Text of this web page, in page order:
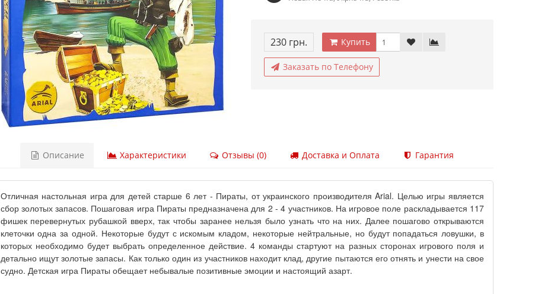
230 грн. Купить
Заказать по Телефону
Описание Характеристики Отзывы (0) Доставка и Оплата Гарантия
Отличная настольная игра для детей старше 6 лет - Пираты, от украинского производителя Arial. Целью игры является
сбор золотых запасов. Пошаговая игра Пираты предназначена для 2 - 4 участников. На игровое поле раскладывается 117
фишек перевернутых рубашкой вверх, так чтобы заранее нельзя было узнать что на них. Далее пошагово открываются
клеточки одна за одной. Некоторые будут с искомым кладом, некоторые нейтральные, но будут попадаться ловушки, в
которых необходимо будет выбрать определенное действие. 4 команды стартуют на разных сторонах игрового поля и
детально ищут золотые запасы. Как только один из участников находит клад, другие пытаются его отнять и унести на свое
судно. Детская игра Пираты обещает небывалые позитивные эмоции и настоящий азарт.